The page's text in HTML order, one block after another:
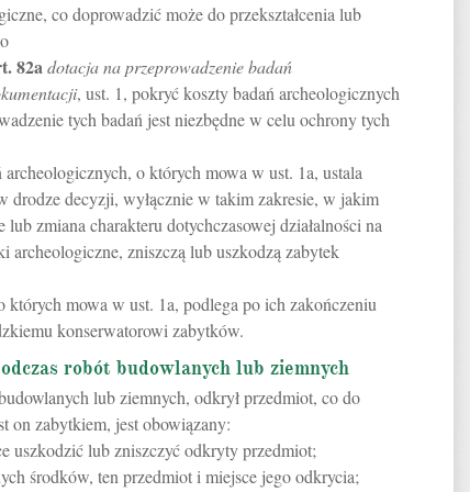
co doprowadzić może do przekształcenia lub
82adotacja na przeprowadzenie badań
, ust. 1, pokryć koszty badań archeologicznych
tych badań jest niezbędne w celu ochrony tych
o których mowa w ust. 1a, ustala
decyzji, wyłącznie w takim zakresie, w jakim
zmiana charakteru dotychczasowej działalności na
archeologiczne, zniszczą lub uszkodzą zabytek
których mowa w ust. 1a, podlega po ich zakończeniu
konserwatorowi zabytków.
robót budowlanych lub ziemnych
lub ziemnych, odkrył przedmiot, co do
on zabytkiem, jest obowiązany:
uszkodzić lub zniszczyć odkryty przedmiot;
środków, ten przedmiot i miejsce jego odkrycia;